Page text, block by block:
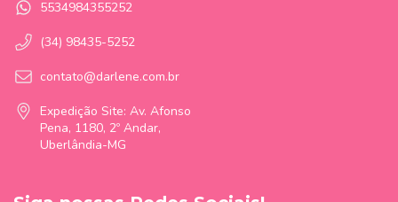
5534984355252
(34) 98435-5252
contato@darlene.com.br
Expedição Site: Av. Afonso
Pena, 1180, 2º Andar,
Uberlândia-MG